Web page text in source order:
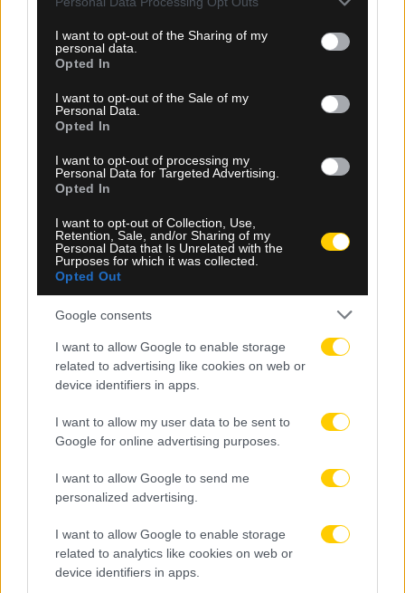
not limited to your visit or usage behaviour. You may click to
grant or deny consent to Google and its third-party tags to
use your data for below specified purposes in below Google
consent section.
I want to opt-out of the Sharing of my
personal data.
Opted In
I want to opt-out of the Sale of my
Personal Data.
Opted In
I want to opt-out of processing my
Personal Data for Targeted Advertising.
Opted In
I want to opt-out of Collection, Use,
Retention, Sale, and/or Sharing of my
Personal Data that Is Unrelated with the
Purposes for which it was collected.
Opted Out
Google consents
I want to allow Google to enable storage
related to advertising like cookies on web or
device identifiers in apps.
I want to allow my user data to be sent to
Google for online advertising purposes.
I want to allow Google to send me
personalized advertising.
I want to allow Google to enable storage
related to analytics like cookies on web or
device identifiers in apps.
08.08.2026, 23:10
και να τα δώσω όλα για την ΑΕΚ»